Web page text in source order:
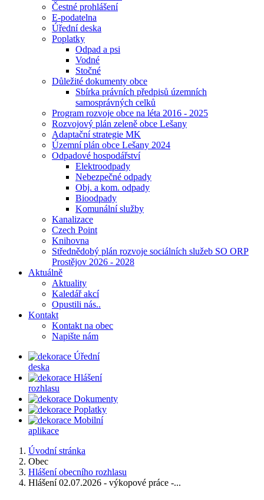
Čestné prohlášení
E-podatelna
Úřední deska
Poplatky
Odpad a psi
Vodné
Stočné
Důležité dokumenty obce
Sbírka právních předpisů územních
samosprávných celků
Program rozvoje obce na léta 2016 - 2025
Rozvojový plán zeleně obce Lešany
Adaptační strategie MK
Územní plán obce Lešany 2024
Odpadové hospodářství
Elektroodpady
Nebezpečné odpady
Obj. a kom. odpady
Bioodpady
Komunální služby
Kanalizace
Czech Point
Knihovna
Střednědobý plán rozvoje sociálních služeb SO ORP
Prostějov 2026 - 2028
Aktuálně
Aktuality
Kaledář akcí
Opustili nás..
Kontakt
Kontakt na obec
Napište nám
Úřední
deska
Hlášení
rozhlasu
Dokumenty
Poplatky
Mobilní
aplikace
Úvodní stránka
Obec
Hlášení obecního rozhlasu
Hlášení 02.07.2026 - výkopové práce -...